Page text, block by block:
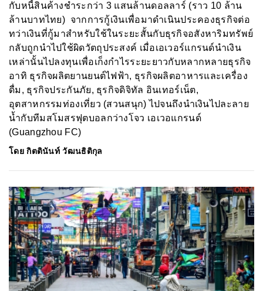
กับหนี้สินค้างชำระกว่า 3 แสนล้านดอลลาร์ (ราว 10 ล้าน
ล้านบาทไทย) จากการกู้เงินเพื่อมาดำเนินประคองธุรกิจต่อ
ทว่าเงินที่กู้มาสำหรับใช้ในระยะสั้นกับธุรกิจอสังหาริมทรัพย์
กลับถูกนำไปใช้ผิดวัตถุประสงค์ เมื่อเอเวอร์แกรนด์นำเงิน
เหล่านั้นไปลงทุนเพื่อเก็งกำไรระยะยาวกับหลากหลายธุรกิจ
อาทิ ธุรกิจผลิตยานยนต์ไฟฟ้า, ธุรกิจผลิตอาหารและเครื่อง
ดื่ม, ธุรกิจประกันภัย, ธุรกิจดิจิทัล อินเทอร์เน็ต,
อุตสาหกรรมท่องเที่ยว (สวนสนุก) ไปจนถึงนำเงินไปละลาย
น้ำกับทีมสโมสรฟุตบอลกว่างโจว เอเวอแกรนด์
(Guangzhou FC)
โดยกิตตินันท์ วัฒนธิติกุล
ค้นหา